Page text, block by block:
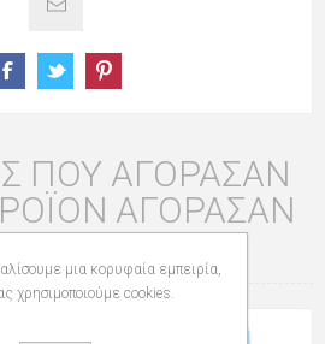
ΠΟΥ ΑΓΌΡΑΣΑΝ
ΑΓΌΡΑΣΑΝ
μια κορυφαία εμπειρία,
χρησιμοποιούμε cookies.